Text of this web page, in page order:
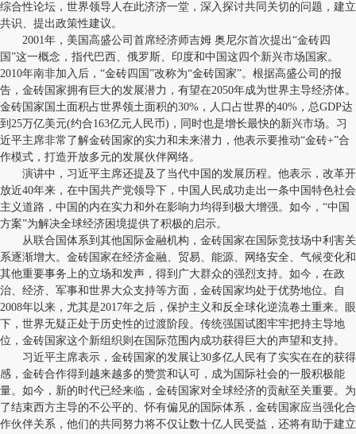
综合性论坛，世界领导人在此济济一堂，深入探讨共同关切的问题，建立
共识、提出政策性建议。
2001年，美国高盛公司首席经济师吉姆 奥尼尔首次提出“金砖四
国”这一概念，指代巴西、俄罗斯、印度和中国这四个新兴市场国家。
2010年南非加入后，“金砖四国”改称为“金砖国家”。根据高盛公司的报
告，金砖国家拥有巨大的发展潜力，有望在2050年成为世界主导经济体。
金砖国家国土面积占世界领土面积的30%，人口占世界的40%，总GDP达
到25万亿美元(约合163亿元人民币)，同时也是增长最快的新兴市场。习
近平主席非常了解金砖国家的实力和未来潜力，他表示要推动“金砖+”合
作模式，打造开放多元的发展伙伴网络。
演讲中，习近平主席还提及了当代中国的发展历程。他表示，改革开
放近40年来，在中国共产党领导下，中国人民成功走出一条中国特色社会
主义道路，中国的内在实力和外在影响力均得到极大增强。如今，“中国
方案”为解决全球经济困境提供了积极的启示。
从联合国体系到其他国际金融机构，金砖国家在国际竞技场中利害关
系逐渐增大。金砖国家在经济金融、贸易、能源、网络安全、气候变化和
其他重要事务上的立场和发声，得到广大群众的强烈支持。如今，在政
治、经济、军事和世界大众支持等方面，金砖国家均处于优势地位。自
2008年以来，尤其是2017年之后，保护主义和反全球化逆流卷土重来。眼
下，世界无疑正处于历史性的过渡阶段。传统强国试图牢牢把持主导地
位，金砖国家这个新组织则在国际范围内成功获得巨大的声望和支持。
习近平主席表示，金砖国家的发展让30多亿人民有了实实在在的获得
感，金砖合作得到越来越多的赞赏和认可，成为国际社会的一股积极能
量。如今，新的时代已经来临，金砖国家对全球经济的贡献至关重要。为
了结束西方主导的不公平的、怀有偏见的国际体系，金砖国家应当强化合
作伙伴关系，他们的共同努力将不仅让数十亿人民受益，还将有助于建立